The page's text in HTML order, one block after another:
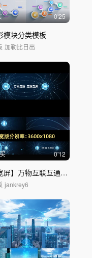
0'25
模块分类模板
加勒比日出
0'12
【超宽屏】万物互联互通链
jankrey6